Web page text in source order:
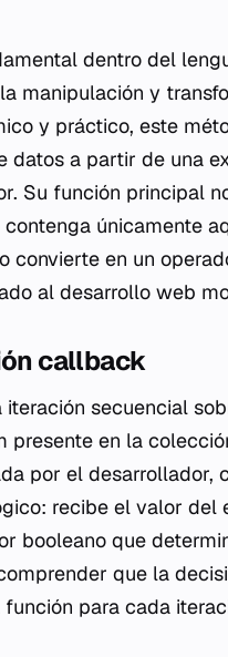
dentro del
manipulación y
y práctico, este
a partir de una
Su función principal
únicamente
convierte en un
al desarrollo web
callback
iteración secuencial
presente en la
por el desarrollador,
recibe el valor del
booleano que
que la
para cada